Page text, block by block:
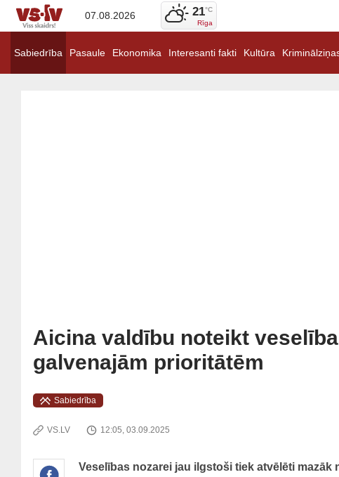
07.08.2026 21°C
Rīga
Sabiedrība Pasaule Ekonomika Interesanti fakti Kultūra
Aicina valdību noteikt
galvenajām prioritātēm
Sabiedrība
VS.LV 12:05, 03.09.2025
Veselības nozarei jau ilgstoši tiek atvēlēti